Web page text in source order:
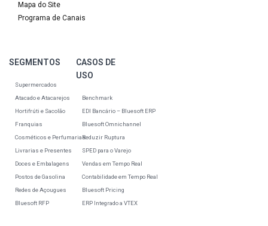
Mapa do Site
Programa de Canais
SEGMENTOS
Supermercados
Atacado e Atacarejos
Hortifrúti e Sacolão
Franquias
Cosméticos e Perfumarias
Livrarias e Presentes
Doces e Embalagens
Postos de Gasolina
Redes de Açougues
Bluesoft RFP
CASOS DE
USO
Benchmark
EDI Bancário – Bluesoft ERP
Bluesoft Omnichannel
Reduzir Ruptura
SPED para o Varejo
Vendas em Tempo Real
Contabilidade em Tempo Real
Bluesoft Pricing
ERP Integrado a VTEX